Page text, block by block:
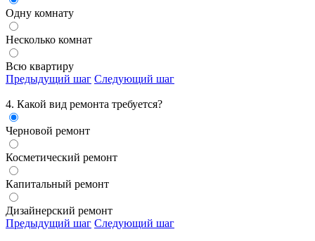
Одну комнату
Несколько комнат
Всю квартиру
Предыдущий шаг Следующий шаг
4. Какой вид ремонта требуется?
Черновой ремонт
Косметический ремонт
Капитальный ремонт
Дизайнерский ремонт
Предыдущий шаг Следующий шаг